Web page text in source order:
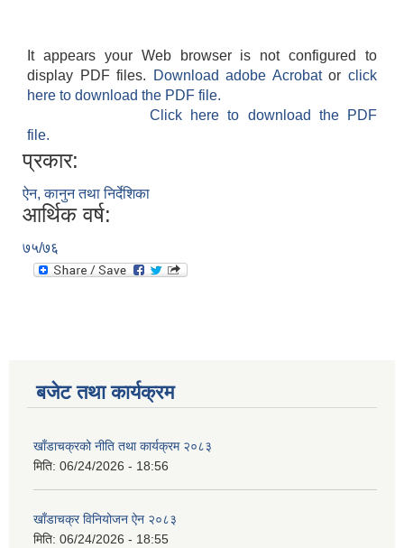
It appears your Web browser is not configured to
display PDF files.
Download adobe Acrobatorclick
here to download the PDF file.
Click here to download the PDF
file.
प्रकार:
ऐन, कानुन तथा निर्देशिका
आर्थिक वर्ष:
७५/७६
बजेट तथा कार्यक्रम
खाँडाचक्रको नीति तथा कार्यक्रम २०८३
मिति: 06/24/2026 - 18:56
खाँडाचक्र विनियोजन ऐन २०८३
मिति: 06/24/2026 - 18:55